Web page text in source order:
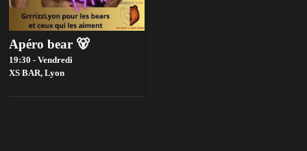
Apéro bear 🐻
19:30 - Vendredi
XS BAR, Lyon